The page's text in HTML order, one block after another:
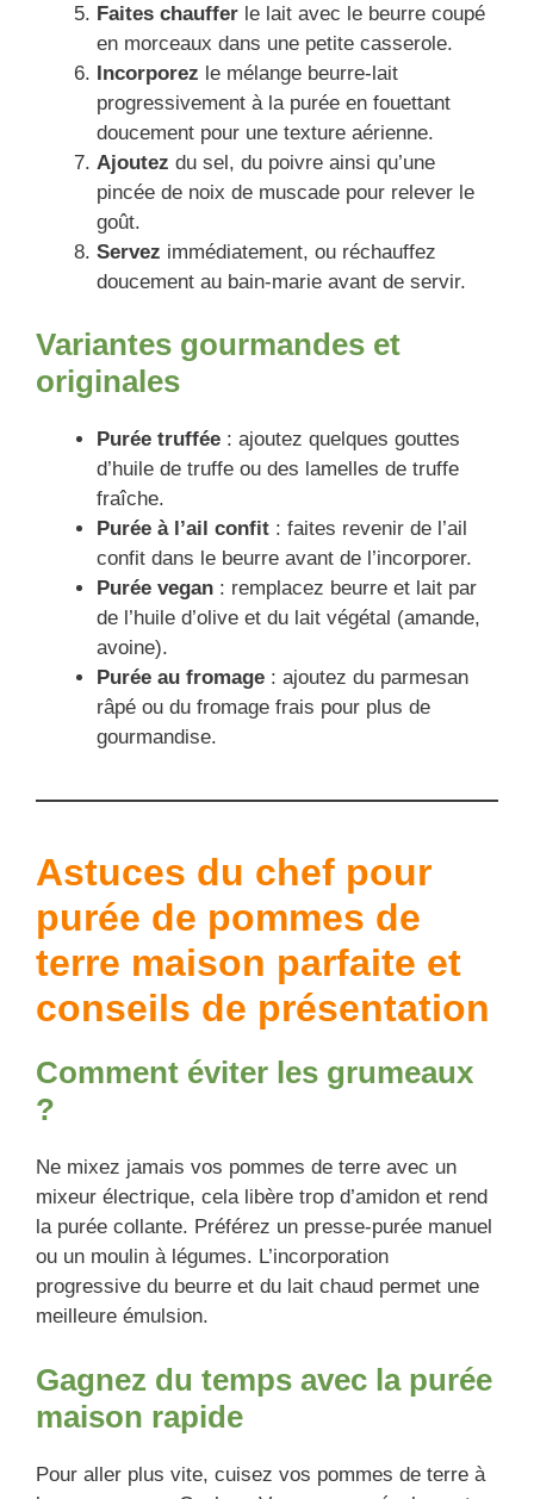
Faites chauffer le lait avec le beurre coupé
en morceaux dans une petite casserole.
Incorporez le mélange beurre-lait
progressivement à la purée en fouettant
doucement pour une texture aérienne.
Ajoutez du sel, du poivre ainsi qu’une
pincée de noix de muscade pour relever le
goût.
Servez immédiatement, ou réchauffez
doucement au bain-marie avant de servir.
Variantes gourmandes et
originales
Purée truffée : ajoutez quelques gouttes
d’huile de truffe ou des lamelles de truffe
fraîche.
Purée à l’ail confit : faites revenir de l’ail
confit dans le beurre avant de l’incorporer.
Purée vegan : remplacez beurre et lait par
de l’huile d’olive et du lait végétal (amande,
avoine).
Purée au fromage : ajoutez du parmesan
râpé ou du fromage frais pour plus de
gourmandise.
Astuces du chef pour
purée de pommes de
terre maison parfaite et
conseils de présentation
Comment éviter les grumeaux
?
Ne mixez jamais vos pommes de terre avec un
mixeur électrique, cela libère trop d’amidon et rend
la purée collante. Préférez un presse-purée manuel
ou un moulin à légumes. L’incorporation
progressive du beurre et du lait chaud permet une
meilleure émulsion.
Gagnez du temps avec la purée
maison rapide
Pour aller plus vite, cuisez vos pommes de terre à